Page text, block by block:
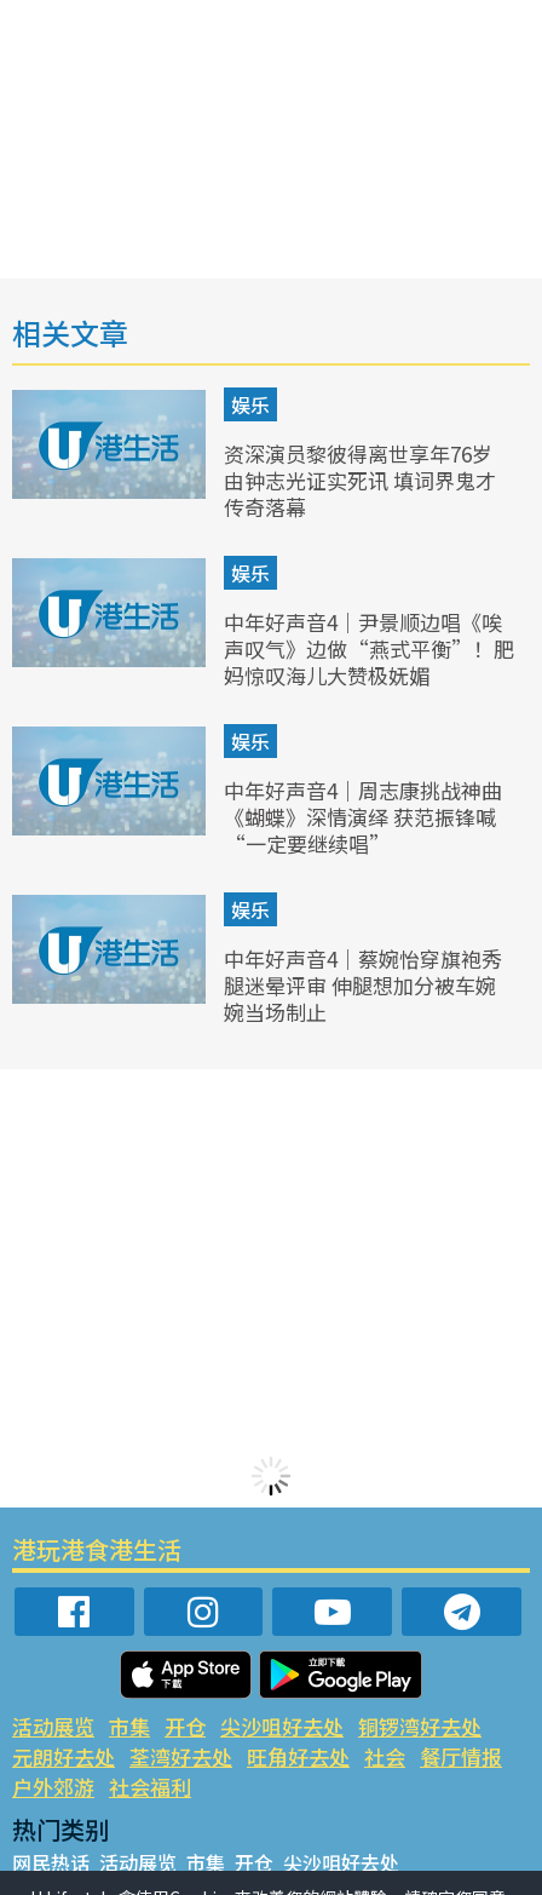
相关文章
娱乐
资深演员黎彼得离世享年76岁
由钟志光证实死讯 填词界鬼才
传奇落幕
娱乐
中年好声音4｜尹景顺边唱《唉
声叹气》边做“燕式平衡”！肥
妈惊叹海儿大赞极妩媚
娱乐
中年好声音4｜周志康挑战神曲
《蝴蝶》深情演绎 获范振锋喊
“一定要继续唱”
娱乐
中年好声音4｜蔡婉怡穿旗袍秀
腿迷晕评审 伸腿想加分被车婉
婉当场制止
港玩港食港生活
活动展览 市集 开仓 尖沙咀好去处 铜锣湾好去处
元朗好去处 荃湾好去处 旺角好去处 社会 餐厅情报
户外郊游 社会福利
热门类别
网民热话 活动展览 市集 开仓 尖沙咀好去处